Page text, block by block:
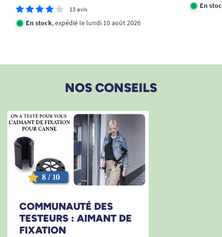
13 avis
En stock, expédié le lundi 10 août 2026
En
NOS CONSEILS
COMMUNAUTÉ DES
TESTEURS : AIMANT DE
FIXATION